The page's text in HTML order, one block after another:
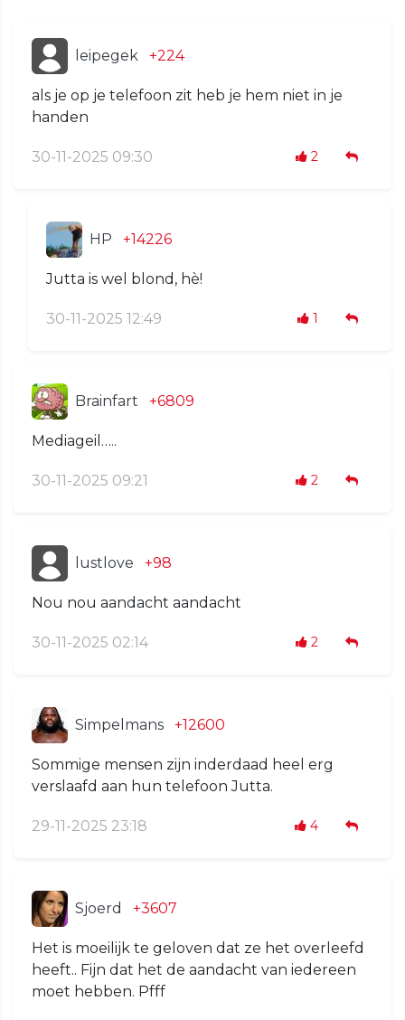
leipegek +224
als je op je telefoon zit heb je hem niet in je
handen
30-11-2025 09:30 2
HP +14226
Jutta is wel blond, hè!
30-11-2025 12:49 1
Brainfart +6809
Mediageil…..
30-11-2025 09:21 2
lustlove +98
Nou nou aandacht aandacht
30-11-2025 02:14 2
Simpelmans +12600
Sommige mensen zijn inderdaad heel erg
verslaafd aan hun telefoon Jutta.
29-11-2025 23:18 4
Sjoerd +3607
Het is moeilijk te geloven dat ze het overleefd
heeft.. Fijn dat het de aandacht van iedereen
moet hebben. Pfff